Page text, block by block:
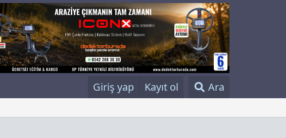
Giriş yap Kayıt ol Ara